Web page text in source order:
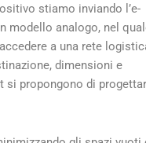
stiamo inviando l’e-
modello analogo, nel
a una rete
dimensioni e
si propongono di